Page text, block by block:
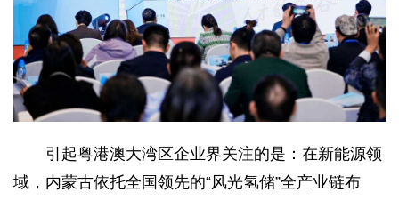
引起粤港澳大湾区企业界关注的是：在新能源领
域，内蒙古依托全国领先的“风光氢储”全产业链布